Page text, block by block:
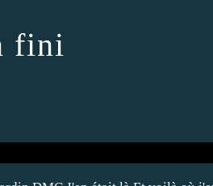
fini